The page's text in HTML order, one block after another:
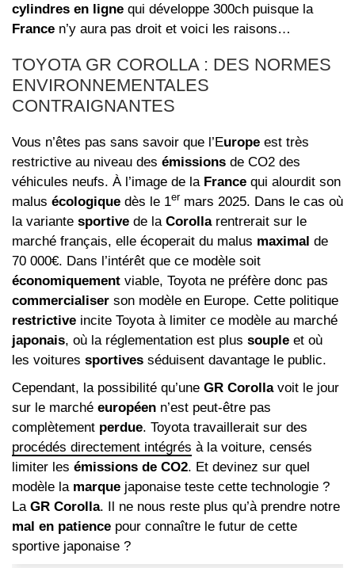
cylindres en ligne qui développe 300ch puisque la
France n’y aura pas droit et voici les raisons…
TOYOTA GR COROLLA : DES NORMES
ENVIRONNEMENTALES
CONTRAIGNANTES
Vous n’êtes pas sans savoir que l’Europe est très
restrictive au niveau des émissions de CO2 des
véhicules neufs. À l’image de la France qui alourdit son
malus écologique dès le 1er mars 2025. Dans le cas où
la variante sportive de la Corollarentrerait sur le
marché français, elle écoperait du malus maximal de
70 000€. Dans l’intérêt que ce modèle soit
économiquement viable, Toyota ne préfère donc pas
commercialiser son modèle en Europe. Cette politique
restrictive incite Toyota à limiter ce modèle au marché
japonais, où la réglementation est plus souple et où
les voitures sportives séduisent davantage le public.
Cependant, la possibilité qu’une GR Corollavoit le jour
sur le marché européen n’est peut-être pas
complètement perdue. Toyota travaillerait sur des
procédés directement intégrés à la voiture, censés
limiter les émissions de CO2. Et devinez sur quel
modèle la marque japonaise teste cette technologie ?
La GR Corolla. Il ne nous reste plus qu’à prendre notre
mal en patience pour connaître le futur de cette
sportive japonaise ?